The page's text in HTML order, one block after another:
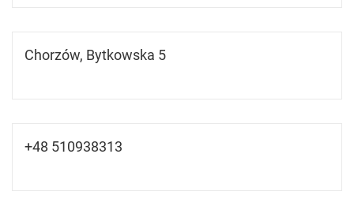
Chorzów, Bytkowska 5
+48 510938313